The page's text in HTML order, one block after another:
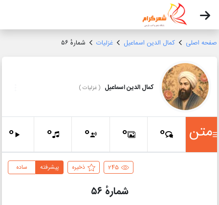
صفحه اصلی کمال الدین اسماعیل غزلیات شمارهٔ ۵۶
کمال الدین اسماعیل (غزلیات)
متن 0
0
0
0
0
245 ذخیره ساده پیشرفته
شمارهٔ ۵۶